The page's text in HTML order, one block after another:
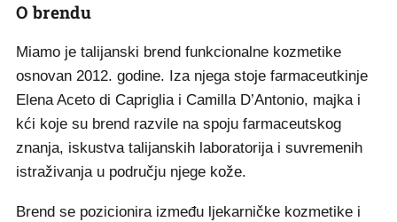
O brendu
Miamo je talijanski brend funkcionalne kozmetike
osnovan 2012. godine. Iza njega stoje farmaceutkinje
Elena Aceto di Capriglia i Camilla D’Antonio, majka i
kći koje su brend razvile na spoju farmaceutskog
znanja, iskustva talijanskih laboratorija i suvremenih
istraživanja u području njege kože.
Brend se pozicionira između ljekarničke kozmetike i